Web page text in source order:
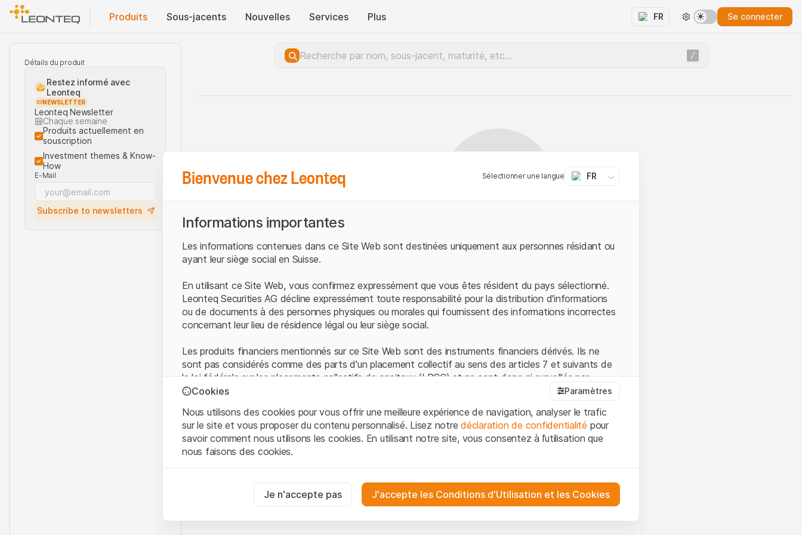
Produits Sous-jacents Nouvelles Services Plus FR Se connecter
Détails du produit
Restez informé avec
Leonteq
NEWSLETTER
Leonteq Newsletter
Chaque semaine
Produits actuellement en
souscription
Investment themes & Know-
How
E-Mail
Subscribe to newsletters
Bienvenue chez Leonteq Sélectionner une langue FR
Informations importantes
Les informations contenues dans ce Site Web sont destinées uniquement aux personnes résidant ou
ayant leur siège social en Suisse.
En utilisant ce Site Web, vous confirmez expressément que vous êtes résident du pays sélectionné.
Leonteq Securities AG décline expressément toute responsabilité pour la distribution d'informations
ou de documents à des personnes physiques ou morales qui fournissent des informations incorrectes
concernant leur lieu de résidence légal ou leur siège social.
Les produits financiers mentionnés sur ce Site Web sont des instruments financiers dérivés. Ils ne
sont pas considérés comme des parts d'un placement collectif au sens des articles 7 et suivants de
la loi fédérale sur les placements collectifs de capitaux (LPCC) et ne sont donc ni surveillés par
l'Autorité fédérale de surveillance des marchés financiers (FINMA) ni enregistrés auprès de la FINMA.
Conditions d'utilisation et informations juridiques
En utilisant le Site Web de Leonteq Securities AG (ci-après "Site Web"), vous confirmez que vous
avez compris et que vous acceptez les informations juridiques, les notes importantes et les
Tous les droits de propriété intellectuelle (par exemple, les droits d'auteur, de conception et de
Cookies Paramètres
Nous utilisons des cookies pour vous offrir une meilleure expérience de navigation, analyser le trafic
sur le site et vous proposer du contenu personnalisé. Lisez notredéclaration de confidentialité pour
savoir comment nous utilisons les cookies. En utilisant notre site, vous consentez à l’utilisation que
nous faisons des cookies.
Ces cookies sont nécessaires au bon fonctionnement du site Internet et ne peuvent pas être désactivés.
Je n'accepte pas J'accepte les Conditions d'Utilisation et les Cookies